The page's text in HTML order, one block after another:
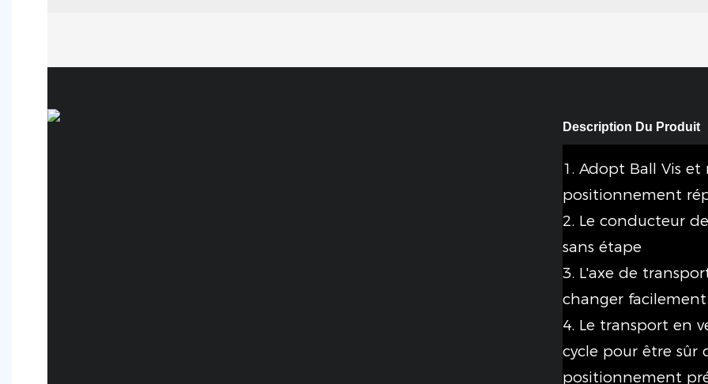
Description Du Produit
1. Adopt Ball Vis
positionnement
2. Le conducteur
sans étape
3. L'axe de
changer
4. Le transport en
cycle pour être sûr
positionnement